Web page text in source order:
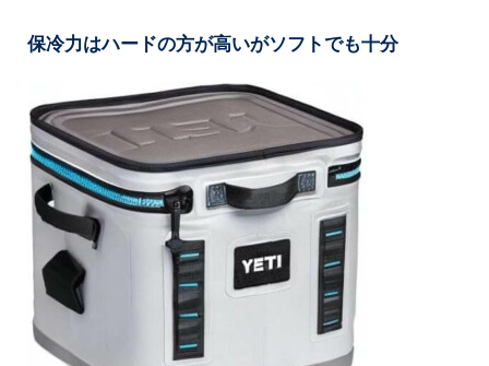
保冷力はハードの方が高いがソフトでも十分